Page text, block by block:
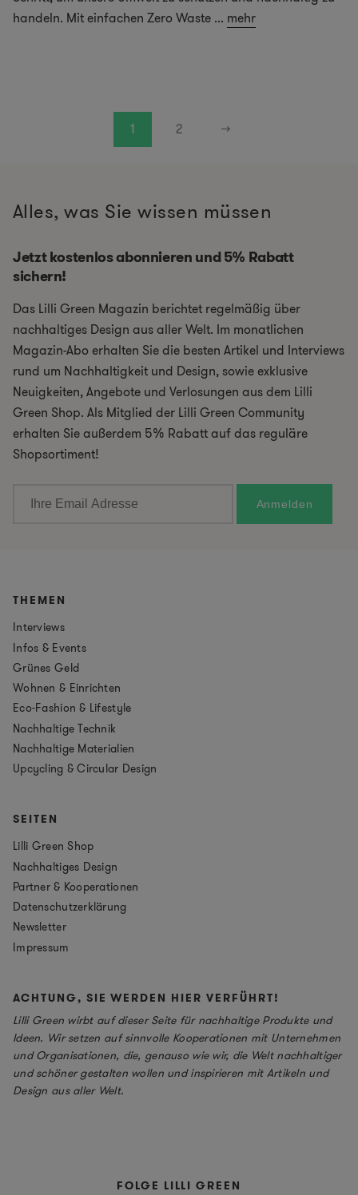
handeln. Mit einfachen Zero Waste ... mehr
1 2 →
Alles, was Sie wissen müssen
Jetzt kostenlos abonnieren und 5% Rabatt
sichern!
Das Lilli Green Magazin berichtet regelmäßig über
nachhaltiges Design aus aller Welt. Im monatlichen
Magazin-Abo erhalten Sie die besten Artikel und Interviews
rund um Nachhaltigkeit und Design, sowie exklusive
Neuigkeiten, Angebote und Verlosungen aus dem Lilli
Green Shop. Als Mitglied der Lilli Green Community
erhalten Sie außerdem 5% Rabatt auf das reguläre
Shopsortiment!
THEMEN
Interviews
Infos & Events
Grünes Geld
Wohnen & Einrichten
Eco-Fashion & Lifestyle
Nachhaltige Technik
Nachhaltige Materialien
Upcycling & Circular Design
SEITEN
Lilli Green Shop
Nachhaltiges Design
Partner & Kooperationen
Datenschutzerklärung
Newsletter
Impressum
ACHTUNG, SIE WERDEN HIER VERFÜHRT!
Lilli Green wirbt auf dieser Seite für nachhaltige Produkte und
Ideen. Wir setzen auf sinnvolle Kooperationen mit Unternehmen
und Organisationen, die, genauso wie wir, die Welt nachhaltiger
und schöner gestalten wollen und inspirieren mit Artikeln und
Design aus aller Welt.
FOLGE LILLI GREEN